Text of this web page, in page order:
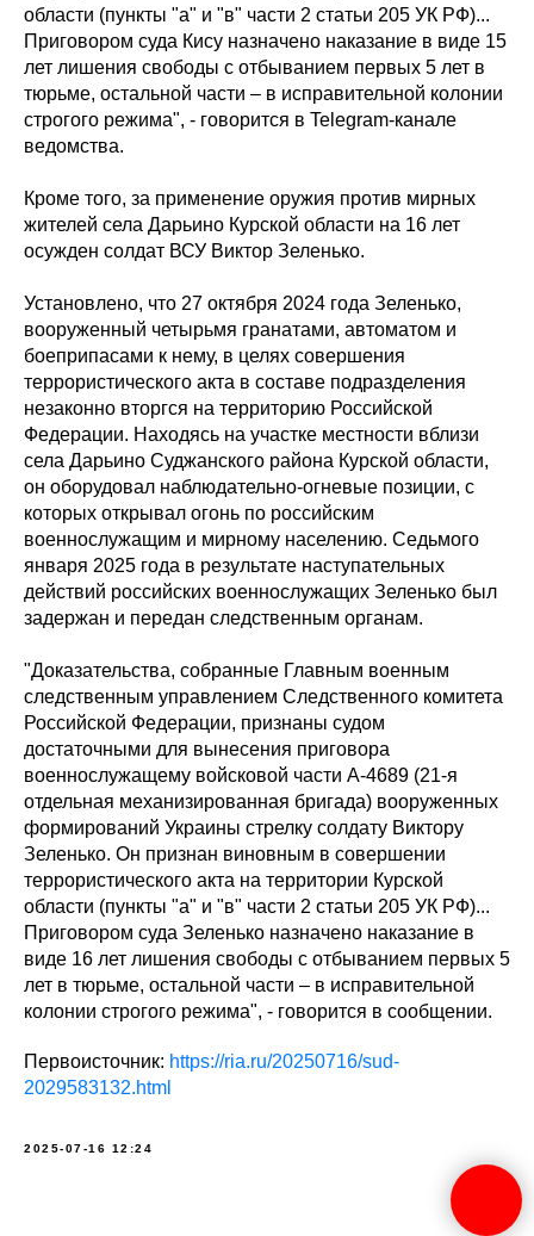
области (пункты "а" и "в" части 2 статьи 205 УК РФ)...
Приговором суда Кису назначено наказание в виде 15
лет лишения свободы с отбыванием первых 5 лет в
тюрьме, остальной части – в исправительной колонии
строгого режима", - говорится в Telegram-канале
ведомства.
Кроме того, за применение оружия против мирных
жителей села Дарьино Курской области на 16 лет
осужден солдат ВСУ Виктор Зеленько.
Установлено, что 27 октября 2024 года Зеленько,
вооруженный четырьмя гранатами, автоматом и
боеприпасами к нему, в целях совершения
террористического акта в составе подразделения
незаконно вторгся на территорию Российской
Федерации. Находясь на участке местности вблизи
села Дарьино Суджанского района Курской области,
он оборудовал наблюдательно-огневые позиции, с
которых открывал огонь по российским
военнослужащим и мирному населению. Седьмого
января 2025 года в результате наступательных
действий российских военнослужащих Зеленько был
задержан и передан следственным органам.
"Доказательства, собранные Главным военным
следственным управлением Следственного комитета
Российской Федерации, признаны судом
достаточными для вынесения приговора
военнослужащему войсковой части А-4689 (21-я
отдельная механизированная бригада) вооруженных
формирований Украины стрелку солдату Виктору
Зеленько. Он признан виновным в совершении
террористического акта на территории Курской
области (пункты "а" и "в" части 2 статьи 205 УК РФ)...
Приговором суда Зеленько назначено наказание в
виде 16 лет лишения свободы с отбыванием первых 5
лет в тюрьме, остальной части – в исправительной
колонии строгого режима", - говорится в сообщении.
Первоисточник: https://ria.ru/20250716/sud-
2029583132.html
2025-07-16 12:24